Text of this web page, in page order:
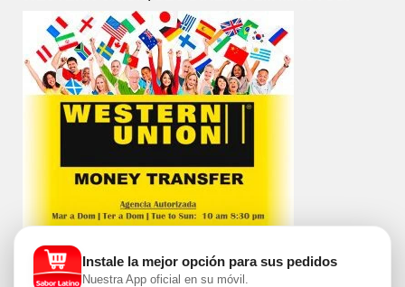
Instale la mejor opción para sus pedidos
Nuestra App oficial en su móvil.